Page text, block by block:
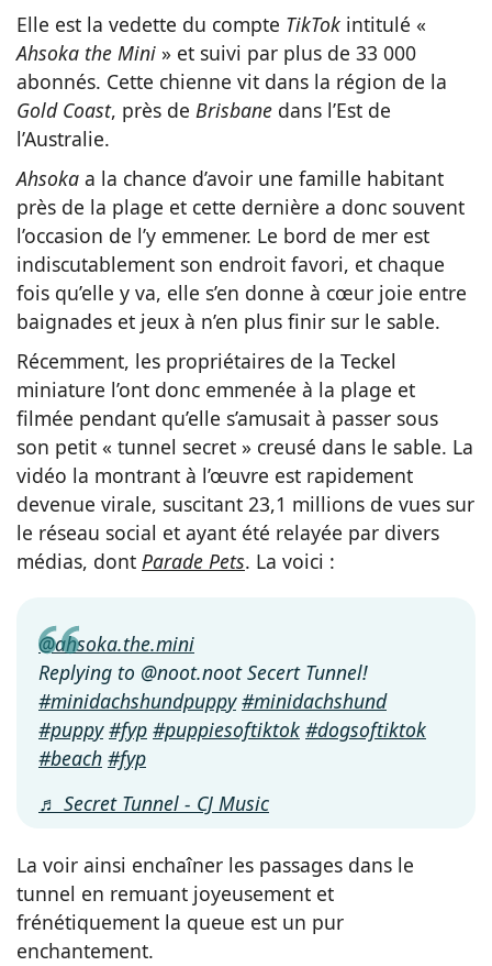
Elle est la vedette du compte TikTok intitulé «
Ahsoka the Mini » et suivi par plus de 33 000
abonnés. Cette chienne vit dans la région de la
Gold Coast, près de Brisbane dans l’Est de
l’Australie.
Ahsoka a la chance d’avoir une famille habitant
près de la plage et cette dernière a donc souvent
l’occasion de l’y emmener. Le bord de mer est
indiscutablement son endroit favori, et chaque
fois qu’elle y va, elle s’en donne à cœur joie entre
baignades et jeux à n’en plus finir sur le sable.
Récemment, les propriétaires de la Teckel
miniature l’ont donc emmenée à la plage et
filmée pendant qu’elle s’amusait à passer sous
son petit « tunnel secret » creusé dans le sable. La
vidéo la montrant à l’œuvre est rapidement
devenue virale, suscitant 23,1 millions de vues sur
le réseau social et ayant été relayée par divers
médias, dont Parade Pets. La voici :
@ahsoka.the.mini
Replying to @noot.noot Secert Tunnel!
#minidachshundpuppy #minidachshund
#puppy #fyp #puppiesoftiktok #dogsoftiktok
#beach #fyp
♬ Secret Tunnel - CJ Music
La voir ainsi enchaîner les passages dans le
tunnel en remuant joyeusement et
frénétiquement la queue est un pur
enchantement.